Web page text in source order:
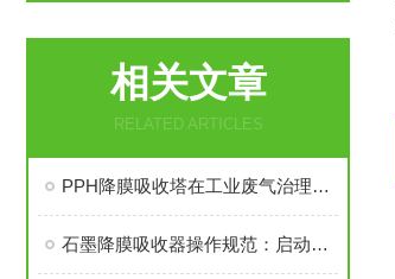
相关文章
RELATED ARTICLES
PPH降膜吸收塔在工业废气治理中的应用与特性
石墨降膜吸收器操作规范：启动、运行与停机防冻要点